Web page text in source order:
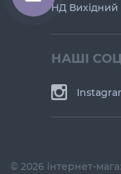
НД Вихідний
НАШІ
© 2026 інтернет-